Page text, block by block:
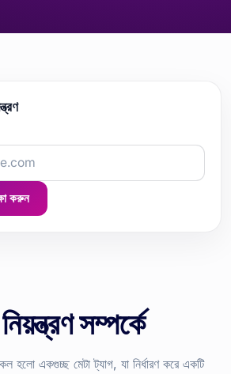
করুন
সম্পর্কে
একগুচ্ছ মেটা ট্যাগ, যা নির্ধারণ করে একটি